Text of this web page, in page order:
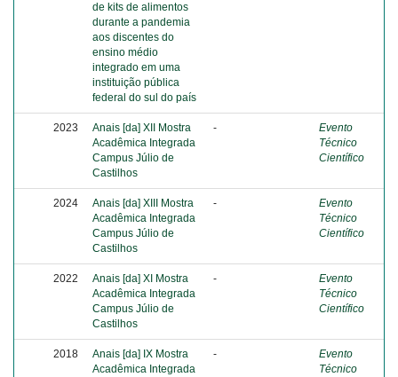
de kits de alimentos
durante a pandemia
aos discentes do
ensino médio
integrado em uma
instituição pública
federal do sul do país
2023
Anais [da] XII Mostra
Acadêmica Integrada
Campus Júlio de
Castilhos
-
Evento
Técnico
Científico
2024
Anais [da] XIII Mostra
Acadêmica Integrada
Campus Júlio de
Castilhos
-
Evento
Técnico
Científico
2022
Anais [da] XI Mostra
Acadêmica Integrada
Campus Júlio de
Castilhos
-
Evento
Técnico
Científico
2018
Anais [da] IX Mostra
Acadêmica Integrada
-
Evento
Técnico